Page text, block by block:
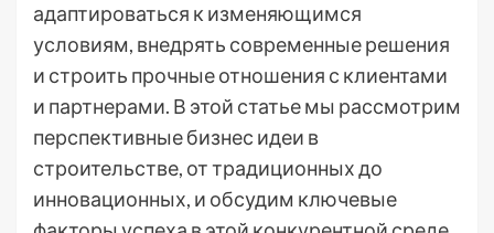
адаптироваться к изменяющимся
условиям, внедрять современные решения
и строить прочные отношения с клиентами
и партнерами. В этой статье мы рассмотрим
перспективные бизнес идеи в
строительстве, от традиционных до
инновационных, и обсудим ключевые